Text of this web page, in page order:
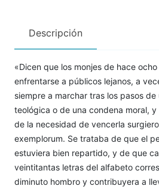
Descripción
«Dicen que los monjes de hace
enfrentarse a públicos lejanos, a
siempre a marchar tras los pasos
teológica o de una condena moral,
de la necesidad de vencerla
exemplorum. Se trataba de que el
estuviera bien repartido, y de que
veintitantas letras del alfabeto
diminuto hombro y contribuyera a